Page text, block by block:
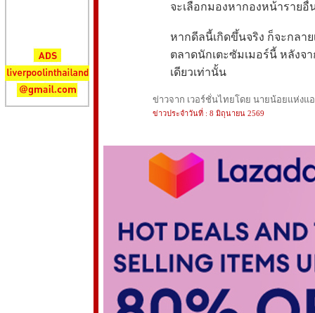
จะเลือกมองหากองหน้ารายอื่
หากดีลนี้เกิดขึ้นจริง ก็จะกลา
ตลาดนักเตะซัมเมอร์นี้ หลังจ
เดียวเท่านั้น
ข่าวจาก เวอร์ชั่นไทยโดย นายน้อยแห่งแ
ข่าวประจำวันที่ : 8 มิถุนายน 2569